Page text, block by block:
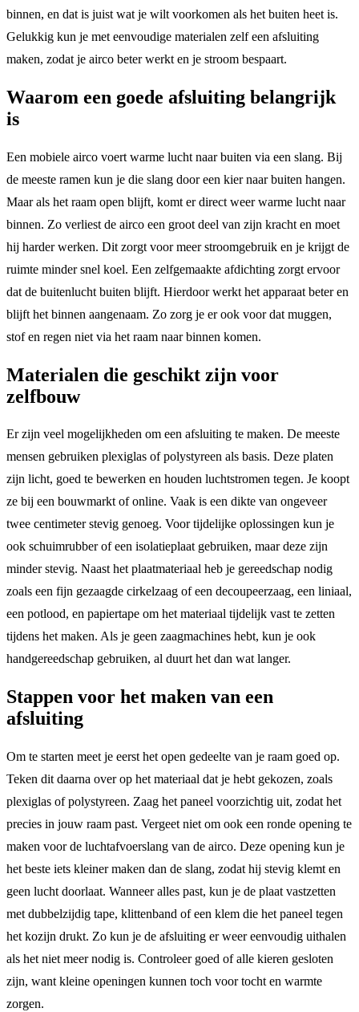
binnen, en dat is juist wat je wilt voorkomen als het buiten heet is.
Gelukkig kun je met eenvoudige materialen zelf een afsluiting
maken, zodat je airco beter werkt en je stroom bespaart.
Waarom een goede afsluiting belangrijk
is
Een mobiele airco voert warme lucht naar buiten via een slang. Bij
de meeste ramen kun je die slang door een kier naar buiten hangen.
Maar als het raam open blijft, komt er direct weer warme lucht naar
binnen. Zo verliest de airco een groot deel van zijn kracht en moet
hij harder werken. Dit zorgt voor meer stroomgebruik en je krijgt de
ruimte minder snel koel. Een zelfgemaakte afdichting zorgt ervoor
dat de buitenlucht buiten blijft. Hierdoor werkt het apparaat beter en
blijft het binnen aangenaam. Zo zorg je er ook voor dat muggen,
stof en regen niet via het raam naar binnen komen.
Materialen die geschikt zijn voor
zelfbouw
Er zijn veel mogelijkheden om een afsluiting te maken. De meeste
mensen gebruiken plexiglas of polystyreen als basis. Deze platen
zijn licht, goed te bewerken en houden luchtstromen tegen. Je koopt
ze bij een bouwmarkt of online. Vaak is een dikte van ongeveer
twee centimeter stevig genoeg. Voor tijdelijke oplossingen kun je
ook schuimrubber of een isolatieplaat gebruiken, maar deze zijn
minder stevig. Naast het plaatmateriaal heb je gereedschap nodig
zoals een fijn gezaagde cirkelzaag of een decoupeerzaag, een liniaal,
een potlood, en papiertape om het materiaal tijdelijk vast te zetten
tijdens het maken. Als je geen zaagmachines hebt, kun je ook
handgereedschap gebruiken, al duurt het dan wat langer.
Stappen voor het maken van een
afsluiting
Om te starten meet je eerst het open gedeelte van je raam goed op.
Teken dit daarna over op het materiaal dat je hebt gekozen, zoals
plexiglas of polystyreen. Zaag het paneel voorzichtig uit, zodat het
precies in jouw raam past. Vergeet niet om ook een ronde opening te
maken voor de luchtafvoerslang van de airco. Deze opening kun je
het beste iets kleiner maken dan de slang, zodat hij stevig klemt en
geen lucht doorlaat. Wanneer alles past, kun je de plaat vastzetten
met dubbelzijdig tape, klittenband of een klem die het paneel tegen
het kozijn drukt. Zo kun je de afsluiting er weer eenvoudig uithalen
als het niet meer nodig is. Controleer goed of alle kieren gesloten
zijn, want kleine openingen kunnen toch voor tocht en warmte
zorgen.